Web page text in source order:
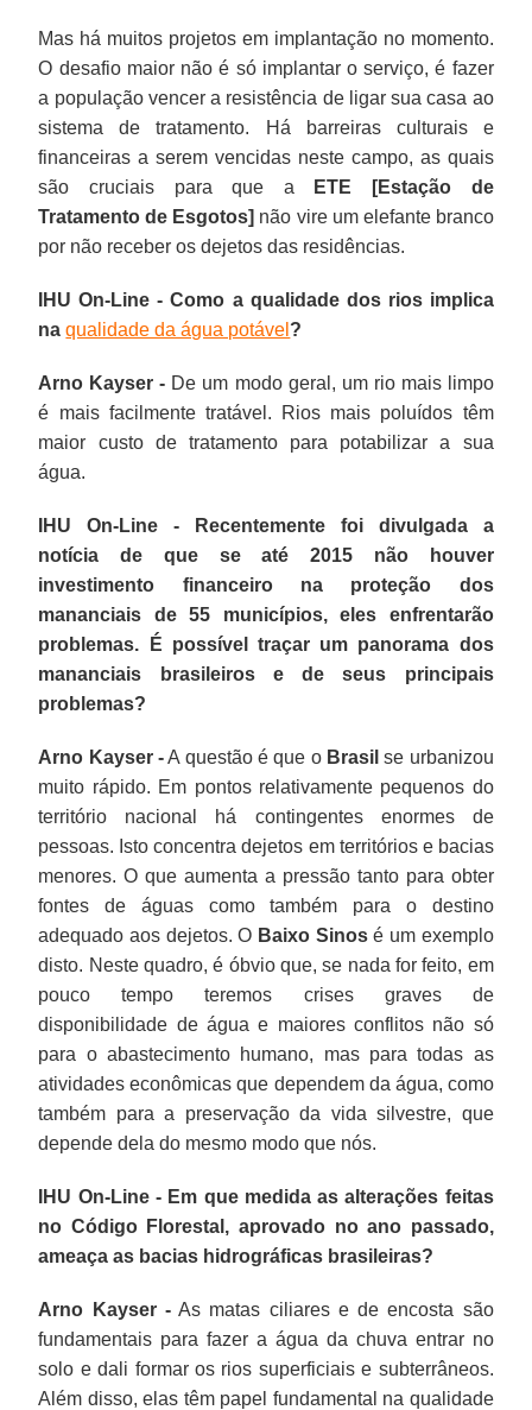
Mas há muitos projetos em implantação no momento.
O desafio maior não é só implantar o serviço, é fazer
a população vencer a resistência de ligar sua casa ao
sistema de tratamento. Há barreiras culturais e
financeiras a serem vencidas neste campo, as quais
são cruciais para que a
ETE [Estação de
Tratamento de Esgotos] não vire um elefante branco
por não receber os dejetos das residências.
IHU On-Line - Como a qualidade dos rios implica
naqualidade da água potável ?
Arno Kayser - De um modo geral, um rio mais limpo
é mais facilmente tratável. Rios mais poluídos têm
maior custo de tratamento para potabilizar a sua
água.
IHU On-Line - Recentemente foi divulgada a
notícia de que se até 2015 não houver
investimento financeiro na proteção dos
mananciais de 55 municípios, eles enfrentarão
problemas. É possível traçar um panorama dos
mananciais brasileiros e de seus principais
problemas?
Arno Kayser -A questão é que oBrasil se urbanizou
muito rápido. Em pontos relativamente pequenos do
território nacional há contingentes enormes de
pessoas. Isto concentra dejetos em territórios e bacias
menores. O que aumenta a pressão tanto para obter
fontes de águas como também para o destino
adequado aos dejetos. O Baixo Sinosé um exemplo
disto. Neste quadro, é óbvio que, se nada for feito, em
pouco tempo teremos crises graves de
disponibilidade de água e maiores conflitos não só
para o abastecimento humano, mas para todas as
atividades econômicas que dependem da água, como
também para a preservação da vida silvestre, que
depende dela do mesmo modo que nós.
IHU On-Line - Em que medida as alterações feitas
no Código Florestal, aprovado no ano passado,
ameaça as bacias hidrográficas brasileiras?
Arno Kayser -As matas ciliares e de encosta são
fundamentais para fazer a água da chuva entrar no
solo e dali formar os rios superficiais e subterrâneos.
Além disso, elas têm papel fundamental na qualidade